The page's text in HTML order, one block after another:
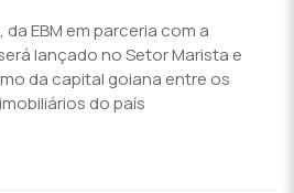
EBM em parceria com a
lançado no Setor Marista e
da capital goiana entre os
do país